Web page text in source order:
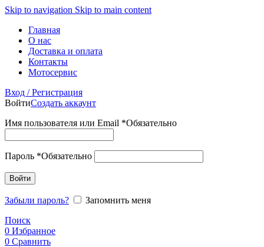
Skip to navigation Skip to main content
Главная
О нас
Доставка и оплата
Контакты
Мотосервис
Вход / Регистрация
ВойтиСоздать аккаунт
Имя пользователя или Email *Обязательно
Пароль *Обязательно
Войти
Забыли пароль?
Запомнить меня
Поиск
0 Избранное
0 Сравнить